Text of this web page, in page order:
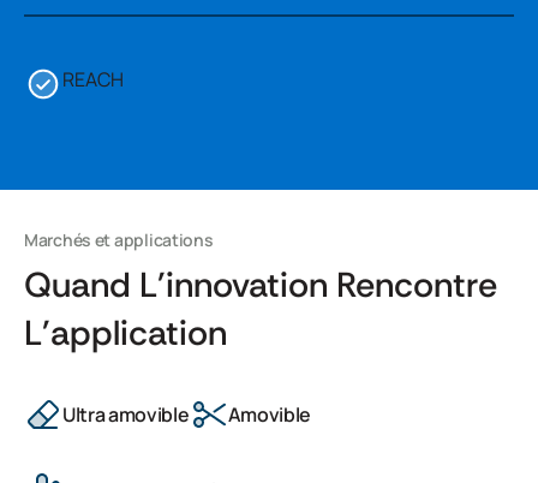
REACH
Marchés et applications
Quand L'innovation Rencontre
L'application
Ultra amovible Amovible